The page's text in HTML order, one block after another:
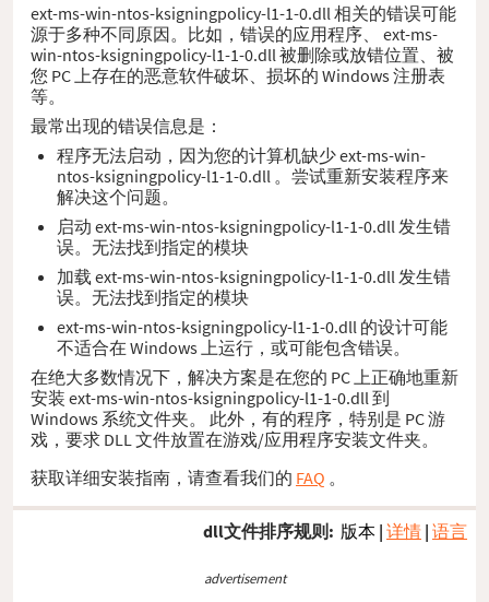
ext-ms-win-ntos-ksigningpolicy-l1-1-0.dll 相关的错误可能
源于多种不同原因。比如，错误的应用程序、 ext-ms-
win-ntos-ksigningpolicy-l1-1-0.dll 被删除或放错位置、被
您 PC 上存在的恶意软件破坏、损坏的 Windows 注册表
等。
最常出现的错误信息是：
程序无法启动，因为您的计算机缺少 ext-ms-win-
ntos-ksigningpolicy-l1-1-0.dll 。尝试重新安装程序来
解决这个问题。
启动 ext-ms-win-ntos-ksigningpolicy-l1-1-0.dll 发生错
误。无法找到指定的模块
加载 ext-ms-win-ntos-ksigningpolicy-l1-1-0.dll 发生错
误。无法找到指定的模块
ext-ms-win-ntos-ksigningpolicy-l1-1-0.dll 的设计可能
不适合在 Windows 上运行，或可能包含错误。
在绝大多数情况下，解决方案是在您的 PC 上正确地重新
安装 ext-ms-win-ntos-ksigningpolicy-l1-1-0.dll 到
Windows 系统文件夹。 此外，有的程序，特别是 PC 游
戏，要求 DLL 文件放置在游戏/应用程序安装文件夹。
获取详细安装指南，请查看我们的 FAQ 。
dll文件排序规则: 版本 | 详情 | 语言
advertisement